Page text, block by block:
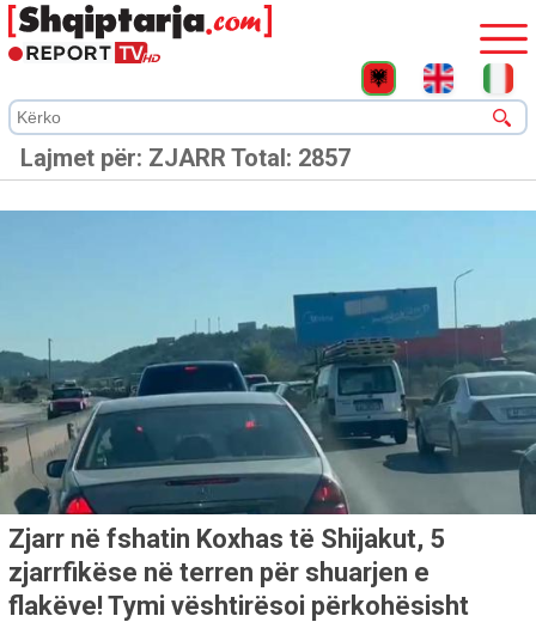
Lajmet për: ZJARR Total: 2857
Zjarr në fshatin Koxhas të Shijakut, 5
zjarrfikëse në terren për shuarjen e
flakëve! Tymi vështirësoi përkohësisht